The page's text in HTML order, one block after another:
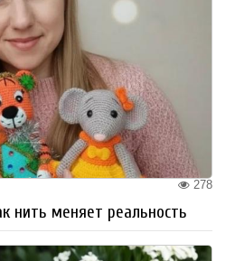
278
нить меняет реальность